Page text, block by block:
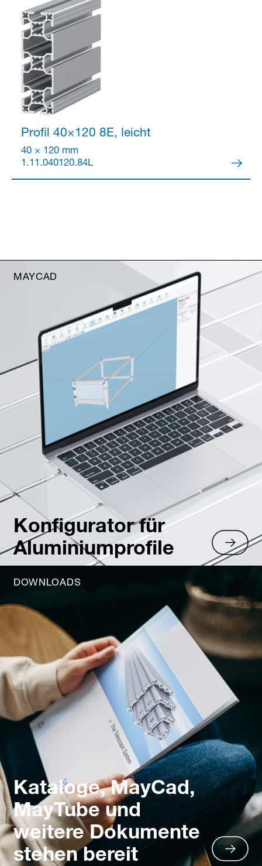
Profil 40×120 8E, leicht
40 × 120 mm
1.11.040120.84L
MAYCAD
Konfigurator für
Aluminiumprofile
DOWNLOADS
Kataloge, MayCad,
MayTube und
weitere Dokumente
stehen bereit